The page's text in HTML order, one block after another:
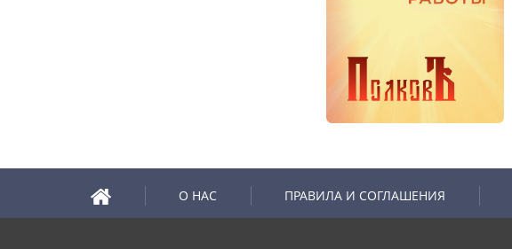
О НАС ПРАВИЛА И СОГЛАШЕНИЯ